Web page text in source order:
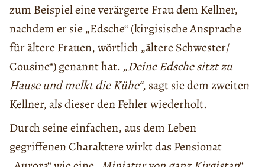
zum Beispiel eine verärgerte Frau dem Kellner,
nachdem er sie „Edsche“ (kirgisische Ansprache
für ältere Frauen, wörtlich „ältere Schwester/
Cousine“) genannt hat.„Deine Edsche sitzt zu
Hause und melkt die Kühe“, sagt sie dem zweiten
Kellner, als dieser den Fehler wiederholt.
Durch seine einfachen, aus dem Leben
gegriffenen Charaktere wirkt das Pensionat